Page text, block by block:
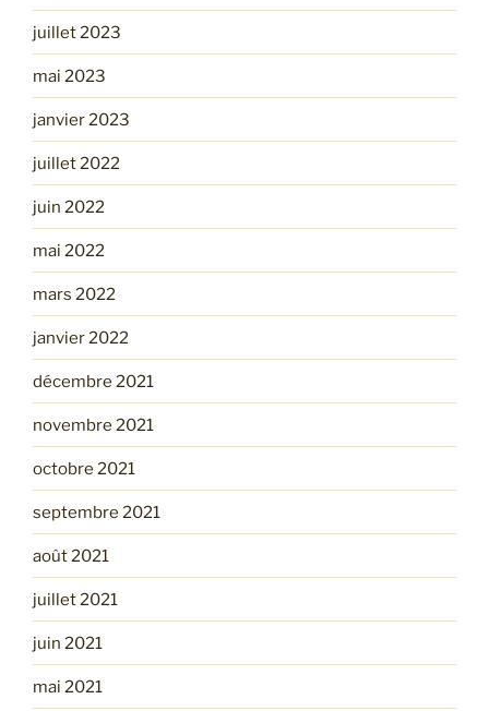
juillet 2023
mai 2023
janvier 2023
juillet 2022
juin 2022
mai 2022
mars 2022
janvier 2022
décembre 2021
novembre 2021
octobre 2021
septembre 2021
août 2021
juillet 2021
juin 2021
mai 2021